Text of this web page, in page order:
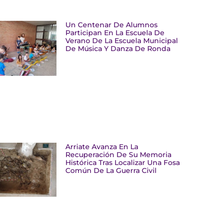
Un Centenar De Alumnos
Participan En La Escuela De
Verano De La Escuela Municipal
De Música Y Danza De Ronda
Arriate Avanza En La
Recuperación De Su Memoria
Histórica Tras Localizar Una Fosa
Común De La Guerra Civil